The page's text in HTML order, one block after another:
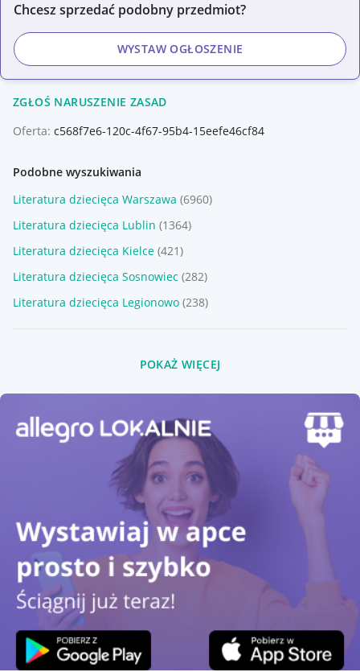
Chcesz sprzedać podobny przedmiot?
WYSTAW OGŁOSZENIE
ZGŁOŚ NARUSZENIE ZASAD
Oferta: c568f7e6-120c-4f67-95b4-15eefe46cf84
Podobne wyszukiwania
Literatura dziecięca Warszawa (6960)
Literatura dziecięca Lublin (1364)
Literatura dziecięca Kielce (421)
Literatura dziecięca Sosnowiec (282)
Literatura dziecięca Legionowo (238)
POKAŻ WIĘCEJ